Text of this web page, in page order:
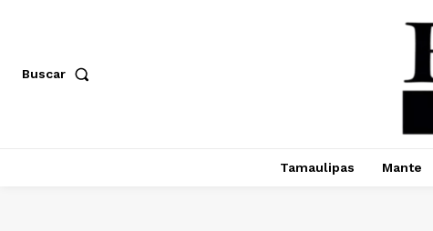
Buscar
Tamaulipas Mante